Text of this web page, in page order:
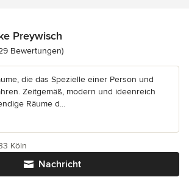
Preywisch
4.9 von 5 Sternen
Bewertungen)
die das Spezielle einer Person und
Zeitgemäß, modern und ideenreich
Räume d...
Nachricht
Köln